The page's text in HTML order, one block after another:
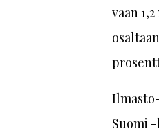
vaan
Suomi